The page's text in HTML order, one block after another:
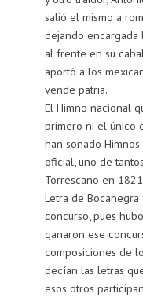
salió el mismo a
dejando encargada
al frente en su
aportó a los
vende patria.
El Himno nacional
primero ni el único
han sonado
oficial, uno de
Torrescano en
Letra de
concurso, pues
ganaron ese
composiciones de
decían las letras
esos otros